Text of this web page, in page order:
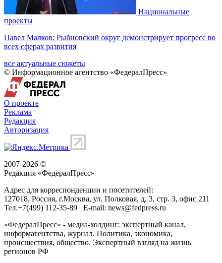
Национальные
проекты
Павел Малков: Рыбновский округ демонстрирует прогресс во
всех сферах развития
все актуальные сюжеты
© Информационное агентство «ФедералПресс»
О проекте
Реклама
Редакция
Авторизация
2007-2026 ©
Редакция «ФедералПресс»
Адрес для корреспонденции и посетителей:
127018, Россия, г.Москва, ул. Полковая, д. 3, стр. 3, офис 211
Тел.+7(499) 112-35-89 E-mail: news@fedpress.ru
«ФедералПресс» - медиа-холдинг: экспертный канал,
информагентства, журнал. Политика, экономика,
происшествия, общество. Экспертный взгляд на жизнь
регионов РФ